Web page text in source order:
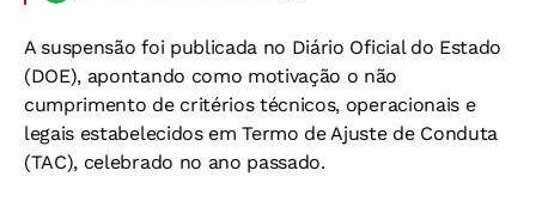
A suspensão foi publicada no Diário Oficial do Estado
(DOE), apontando como motivação o não
cumprimento de critérios técnicos, operacionais e
legais estabelecidos em Termo de Ajuste de Conduta
(TAC), celebrado no ano passado.